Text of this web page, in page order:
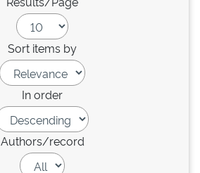
Sort items by
In order
Authors/record